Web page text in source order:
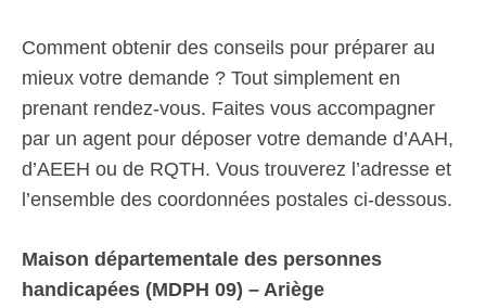
Comment obtenir des conseils pour préparer au
mieux votre demande ? Tout simplement en
prenant rendez-vous. Faites vous accompagner
par un agent pour déposer votre demande d’AAH,
d’AEEH ou de RQTH. Vous trouverez l’adresse et
l’ensemble des coordonnées postales ci-dessous.
Maison départementale des personnes
handicapées (MDPH 09) – Ariège